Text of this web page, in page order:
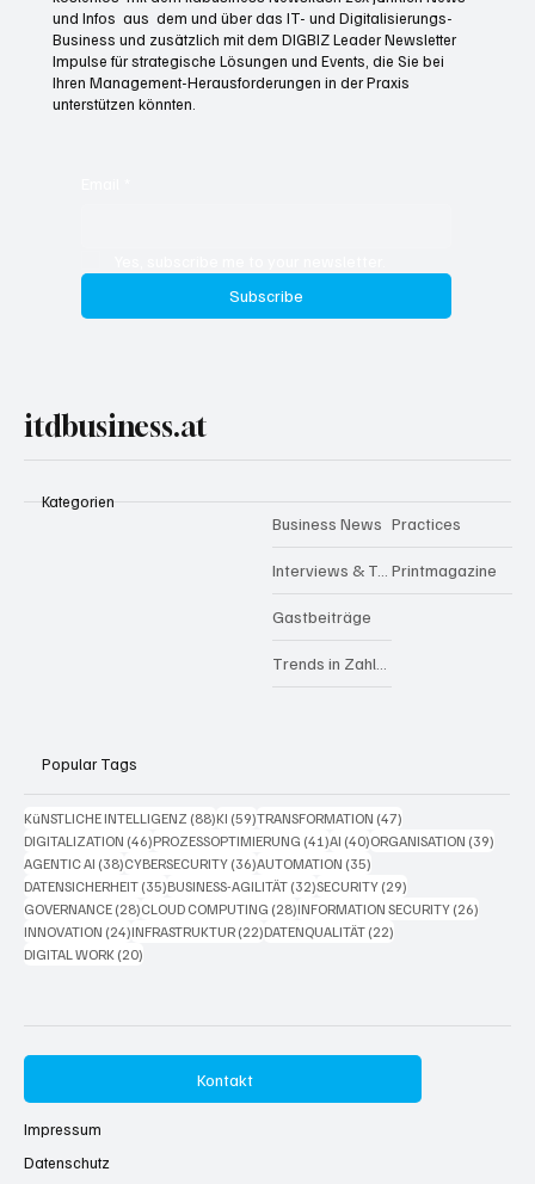
Subscribe
und Infos aus dem und über das IT- und Digitalisierungs-
Business und zusätzlich mit dem DIGBIZ Leader Newsletter
Impulse für strategische Lösungen und Events, die Sie bei
Ihren Management-Herausforderungen in der Praxis
unterstützen könnten.
itdbusiness.at
Kategorien
Business News
Interviews & Talks
Gastbeiträge
Trends in Zahlen
Practices
Printmagazine
Popular Tags
KüNSTLICHE INTELLIGENZ (88)88 Beiträge
KI (59)59 Beiträge
TRANSFORMATION (47)
DIGITALIZATION (46)46 Beiträge
PROZESSOPTIMIERUNG (41)41 Beiträge
AI (40)40 Beiträge
ORGANISATION (39)
AGENTIC AI (38)38 Beiträge
CYBERSECURITY (36)36 Beiträge
AUTOMATION (35)
DATENSICHERHEIT (35)35 Beiträge
BUSINESS-AGILITÄT (32)32 Beiträge
SECURITY (29)
GOVERNANCE (28)28 Beiträge
CLOUD COMPUTING (28)28 Beiträge
INFORMATION SECURITY (26)
INNOVATION (24)24 Beiträge
INFRASTRUKTUR (22)22 Beiträge
DATENQUALITÄT (22)
DIGITAL WORK (20)
Kontakt
Impressum
Datenschutz